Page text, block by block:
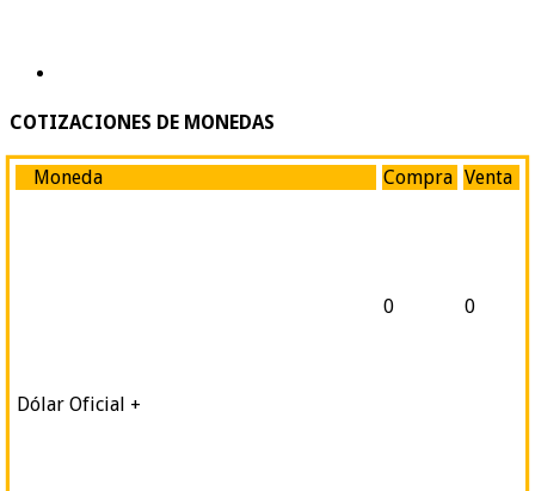
COTIZACIONES DE MONEDAS
Moneda Compra Venta
Dólar Oficial +
0 0